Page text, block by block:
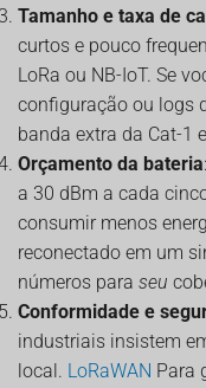
Tamanho e taxa de
curtos e pouco
LoRa ou NB-IoT. Se
configuração ou logs
banda extra da Cat-1
Orçamento da bateria
a 30 dBm a cada
consumir menos
reconectado em um
números para seu
Conformidade e
industriais insistem
local. LoRaWAN Para